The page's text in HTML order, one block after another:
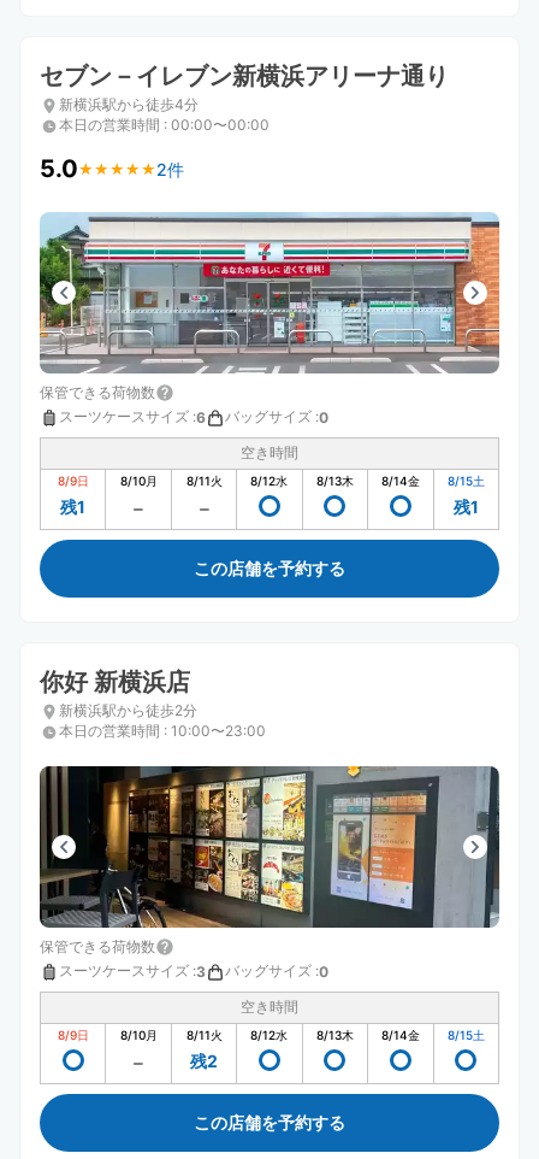
セブン－イレブン新横浜アリーナ通り
新横浜駅から徒歩4分
本日の営業時間 : 00:00〜00:00
5.0★ ★ ★ ★ ★
★ ★ ★ ★ ★ 2件
保管できる荷物数
スーツケースサイズ :6 バッグサイズ :0
空き時間
8/9日
残1
8/10月 8/11火 8/12水 8/13木 8/14金 8/15土
残1
この店舗を予約する
你好 新横浜店
新横浜駅から徒歩2分
本日の営業時間 : 10:00〜23:00
保管できる荷物数
スーツケースサイズ :3 バッグサイズ :0
空き時間
8/9日 8/10月 8/11火
残2
8/12水 8/13木 8/14金 8/15土
この店舗を予約する